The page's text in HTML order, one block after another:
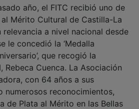
tradiciones se entrelazan con
creando un vínculo
y presente. Previo al
podrán realizar la ruta
un recorrido guiado por el
los Molinos y el Barrio del
espectáculo, el público podrá
el Cerro de la Paz.